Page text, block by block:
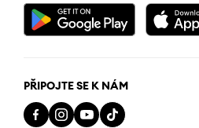
PŘIPOJTE SE K NÁM